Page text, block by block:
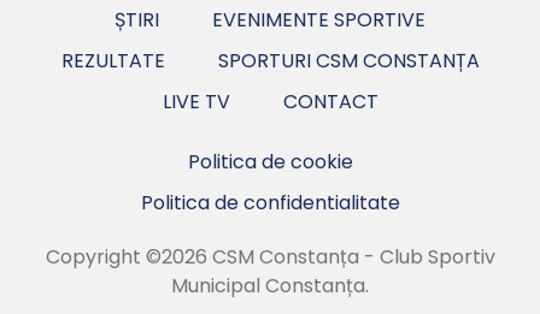
ȘTIRI
EVENIMENTE SPORTIVE
REZULTATE
SPORTURI CSM CONSTANȚA
LIVE TV
CONTACT
Politica de cookie
Politica de confidentialitate
Copyright ©2026 CSM Constanța - Club Sportiv
Municipal Constanța.